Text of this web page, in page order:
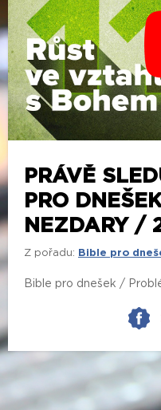
PRÁVĚ
PRO
NEZDARY /
Z pořadu: Bible pro
Bible pro dnešek /